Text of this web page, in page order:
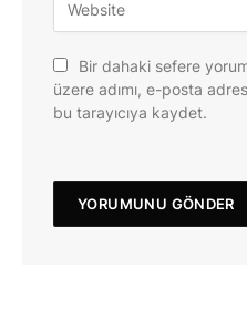
Bir dahaki sefere
üzere adımı, e-posta
bu tarayıcıya kaydet.